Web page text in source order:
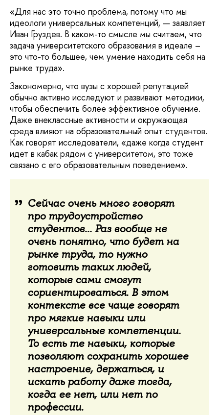
«Для нас это точно проблема, потому что мы
идеологи универсальных компетенций, — заявляет
Иван Груздев. В каком-то смысле мы считаем, что
задача университетского образования в идеале –
это что-то большее, чем умение находить себя на
рынке труда».
Закономерно, что вузы с хорошей репутацией
обычно активно исследуют и развивают методики,
чтобы обеспечить более эффективное обучение.
Даже внеклассные активности и окружающая
среда влияют на образовательный опыт студентов.
Как говорят исследователи, «даже когда студент
идет в кабак рядом с университетом, это тоже
связано с его образовательным поведением».
Сейчас очень много говорят
про трудоустройство
студентов... Раз вообще не
очень понятно, что будет на
рынке труда, то нужно
готовить таких людей,
которые сами смогут
сориентироваться. В этом
контексте все чаще говорят
про мягкие навыки или
универсальные компетенции.
То есть те навыки, которые
позволяют сохранить хорошее
настроение, держаться, и
искать работу даже тогда,
когда ее нет, или нет по
профессии.